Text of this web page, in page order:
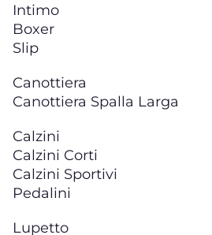
Intimo
Boxer
Slip
Canottiera
Canottiera Spalla Larga
Calzini
Calzini Corti
Calzini Sportivi
Pedalini
Lupetto